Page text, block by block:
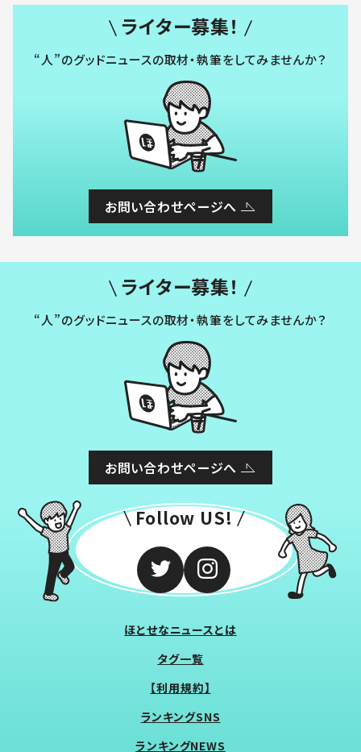
ライター募集！
“人”のグッドニュースの取材・執筆をしてみませんか？
お問い合わせページへ
ライター募集！
“人”のグッドニュースの取材・執筆をしてみませんか？
お問い合わせページへ
Follow US!
ほとせなニュースとは
タグ一覧
【利用規約】
ランキングSNS
ランキングNEWS